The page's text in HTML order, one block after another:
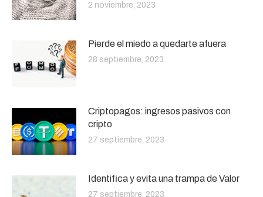
2 noviembre, 2023
Pierde el miedo a quedarte afuera
28 septiembre, 2023
Criptopagos: ingresos pasivos con
cripto
27 septiembre, 2023
Identifica y evita una trampa de Valor
27 septiembre, 2023